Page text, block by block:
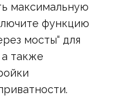
максимальную
функцию
мосты“ для
также